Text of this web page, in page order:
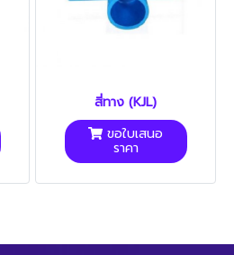
สี่ทาง (KJL)
ขอใบเสนอ
ราคา